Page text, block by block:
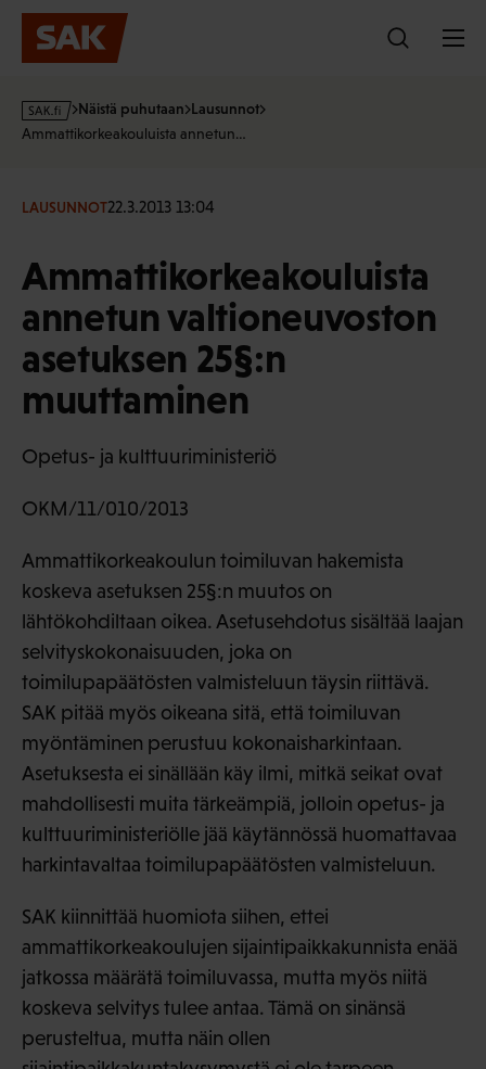
Hyppää
sisältöön
s
a
f
Näistä puhutaan Lausunnot
Ammattikorkeakouluista annetun…
LAUSUNNOT22.3.2013 13:04
Ammattikorkeakouluista
annetun valtioneuvoston
asetuksen 25§:n
muuttaminen
Opetus- ja kulttuuriministeriö
OKM/11/010/2013
Ammattikorkeakoulun toimiluvan hakemista
koskeva asetuksen 25§:n muutos on
lähtökohdiltaan oikea. Asetusehdotus sisältää laajan
selvityskokonaisuuden, joka on
toimilupapäätösten valmisteluun täysin riittävä.
SAK pitää myös oikeana sitä, että toimiluvan
myöntäminen perustuu kokonaisharkintaan.
Asetuksesta ei sinällään käy ilmi, mitkä seikat ovat
mahdollisesti muita tärkeämpiä, jolloin opetus- ja
kulttuuriministeriölle jää käytännössä huomattavaa
harkintavaltaa toimilupapäätösten valmisteluun.
SAK kiinnittää huomiota siihen, ettei
ammattikorkeakoulujen sijaintipaikkakunnista enää
jatkossa määrätä toimiluvassa, mutta myös niitä
koskeva selvitys tulee antaa. Tämä on sinänsä
perusteltua, mutta näin ollen